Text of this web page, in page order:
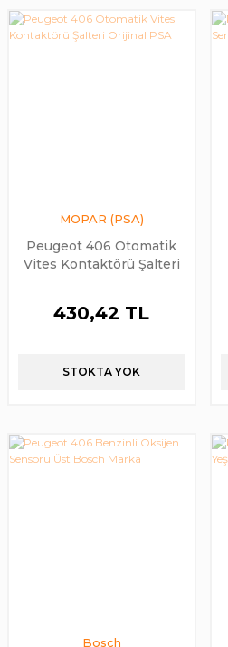
MOPAR (PSA)
Peugeot 406 Otomatik
Vites Kontaktörü Şalteri
430,42 TL
STOKTA YOK
Bosch